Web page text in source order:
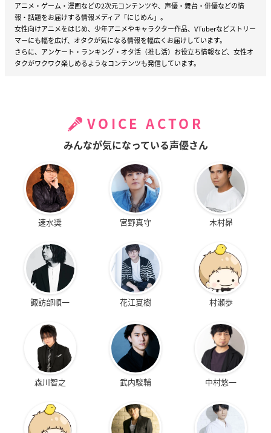
アニメ・ゲーム・漫画などの2次元コンテンツや、声優・舞台・俳優などの情
報・話題をお届けする情報メディア「にじめん」。
女性向けアニメをはじめ、少年アニメやキャラクター作品、VTuberなどストリー
マーにも幅を広げ、オタクが気になる情報を幅広くお届けしています。
さらに、アンケート・ランキング・オタ活（推し活）お役立ち情報など、女性オ
タクがワクワク楽しめるようなコンテンツも発信しています。
VOICE ACTOR
みんなが気になっている声優さん
速水奨 宮野真守 木村昴
諏訪部順一 花江夏樹 村瀬歩
森川智之 武内駿輔 中村悠一